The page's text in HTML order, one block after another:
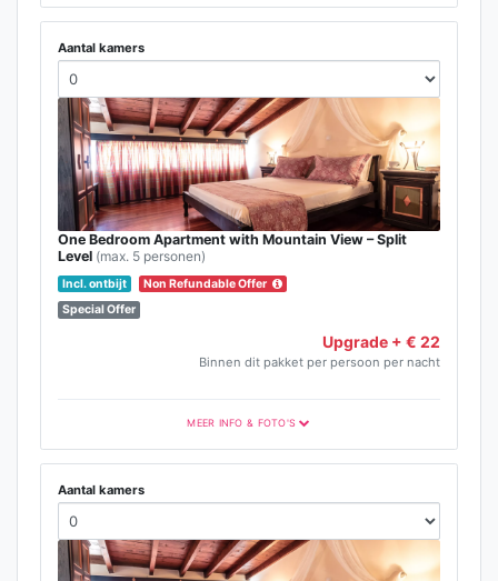
Aantal kamers
One Bedroom Apartment with Mountain View – Split
Level (max. 5 personen)
Incl. ontbijt
Non Refundable Offer
Special Offer
Upgrade + € 22
Binnen dit pakket per persoon per nacht
MEER INFO & FOTO'S
Aantal kamers